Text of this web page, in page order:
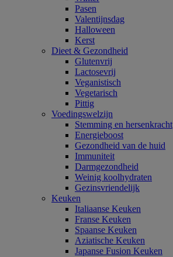
Pasen
Valentijnsdag
Halloween
Kerst
Dieet & Gezondheid
Glutenvrij
Lactosevrij
Veganistisch
Vegetarisch
Pittig
Voedingswelzijn
Stemming en hersenkracht
Energieboost
Gezondheid van de huid
Immuniteit
Darmgezondheid
Weinig koolhydraten
Gezinsvriendelijk
Keuken
Italiaanse Keuken
Franse Keuken
Spaanse Keuken
Aziatische Keuken
Japanse Fusion Keuken